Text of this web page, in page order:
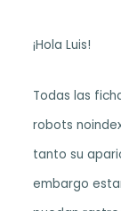
¡Hola Luis!
Todas las
robots
tanto su
embargo